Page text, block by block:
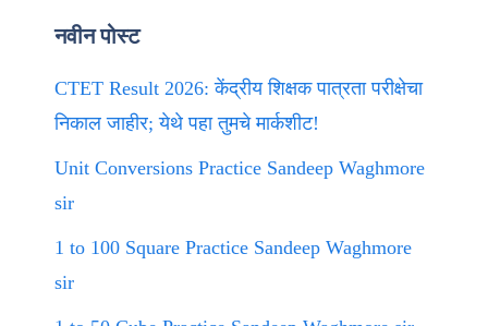
नवीन पोस्ट
CTET Result 2026: केंद्रीय शिक्षक पात्रता परीक्षेचा
निकाल जाहीर; येथे पहा तुमचे मार्कशीट!
Unit Conversions Practice Sandeep Waghmore
sir
1 to 100 Square Practice Sandeep Waghmore
sir